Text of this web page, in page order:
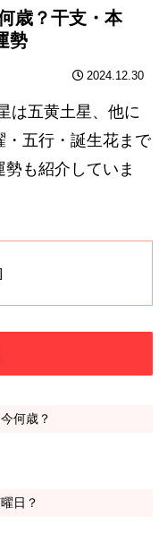
歳？干支・本
勢
2024.12.30
は五黄土星、他に
・五行・誕生花まで
も紹介していま
何歳？
日？